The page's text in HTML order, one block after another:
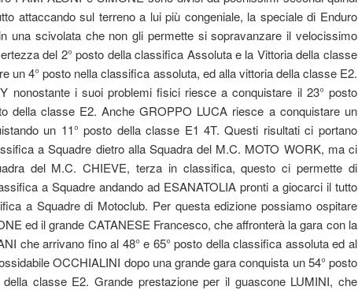
attaccando sul terreno a lui più congeniale, la speciale di Enduro
una scivolata che non gli permette si sopravanzare il velocissimo
del 2° posto della classifica Assoluta e la Vittoria della classe
un 4° posto nella classifica assoluta, ed alla vittoria della classe E2.
nonostante i suoi problemi fisici riesce a conquistare il 23° posto
della classe E2. Anche GROPPO LUCA riesce a conquistare un
un 11° posto della classe E1 4T. Questi risultati ci portano
a Squadre dietro alla Squadra del M.C. MOTO WORK, ma ci
del M.C. CHIEVE, terza in classifica, questo ci permette di
a Squadre andando ad ESANATOLIA pronti a giocarci il tutto
a Squadre di Motoclub. Per questa edizione possiamo ospitare
ed il grande CATANESE Francesco, che affronterà la gara con la
che arrivano fino al 48° e 65° posto della classifica assoluta ed al
OCCHIALINI dopo una grande gara conquista un 54° posto
della classe E2. Grande prestazione per il guascone LUMINI, che